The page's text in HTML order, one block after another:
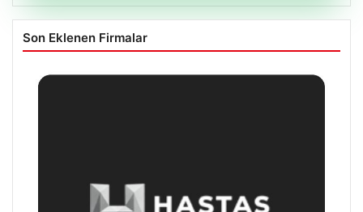
Son Eklenen Firmalar